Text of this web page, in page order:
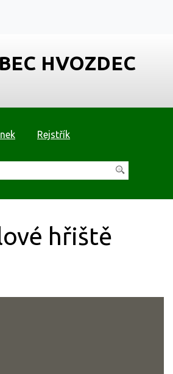
HVOZDEC
Rejstřík
hřiště